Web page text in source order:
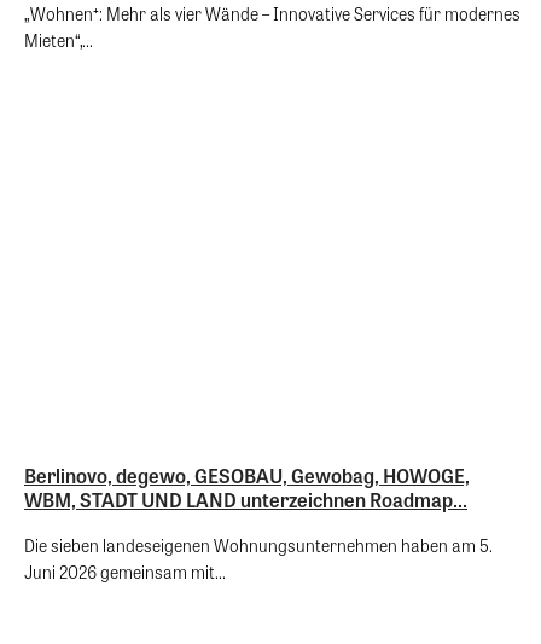
„Wohnen⁺: Mehr als vier Wände – Innovative Services für modernes
Mieten“,...
Berlinovo, degewo, GESOBAU, Gewobag, HOWOGE,
WBM, STADT UND LAND unterzeichnen Roadmap...
Die sieben landeseigenen Wohnungsunternehmen haben am 5.
Juni 2026 gemeinsam mit...